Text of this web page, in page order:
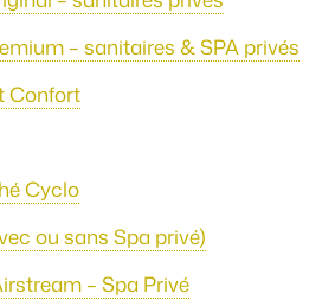
– sanitaires & SPA privés
Confort
Cyclo
ou sans Spa privé)
– Spa Privé